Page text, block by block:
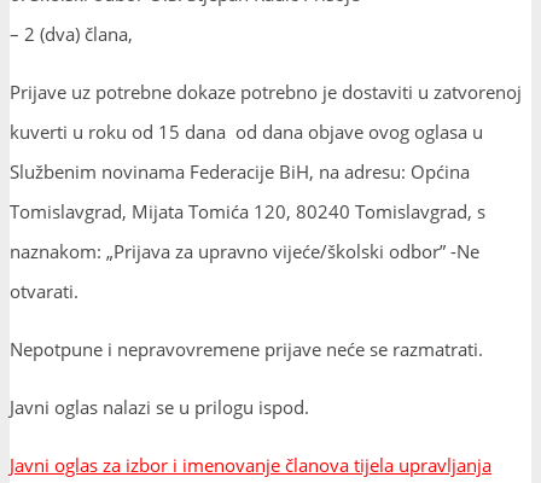
– 2 (dva) člana,
Prijave uz potrebne dokaze potrebno je dostaviti u zatvorenoj
kuverti u roku od 15 dana od dana objave ovog oglasa u
Službenim novinama Federacije BiH, na adresu: Općina
Tomislavgrad, Mijata Tomića 120, 80240 Tomislavgrad, s
naznakom: „Prijava za upravno vijeće/školski odbor” -Ne
otvarati.
Nepotpune i nepravovremene prijave neće se razmatrati.
Javni oglas nalazi se u prilogu ispod.
Javni oglas za izbor i imenovanje članova tijela upravljanja